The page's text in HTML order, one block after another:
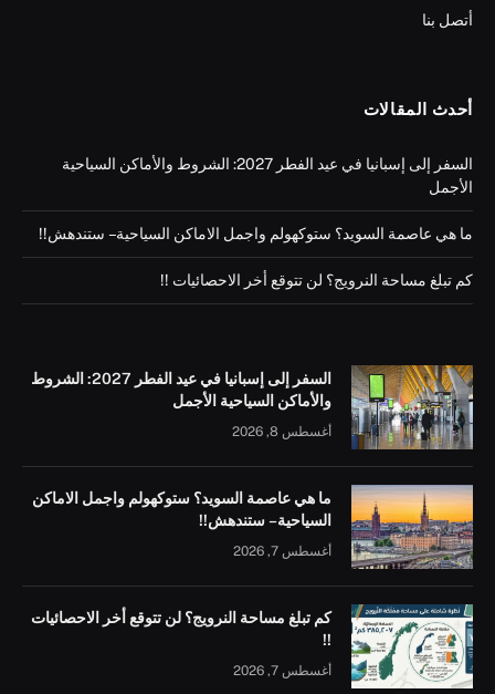
أتصل بنا
أحدث المقالات
السفر إلى إسبانيا في عيد الفطر 2027: الشروط والأماكن السياحية
الأجمل
ما هي عاصمة السويد؟ ستوكهولم واجمل الاماكن السياحية – ستندهش!!
كم تبلغ مساحة النرويج؟ لن تتوقع أخر الاحصائيات !!
السفر إلى إسبانيا في عيد الفطر 2027: الشروط
والأماكن السياحية الأجمل
أغسطس 8, 2026
ما هي عاصمة السويد؟ ستوكهولم واجمل الاماكن
السياحية – ستندهش!!
أغسطس 7, 2026
كم تبلغ مساحة النرويج؟ لن تتوقع أخر الاحصائيات
!!
أغسطس 7, 2026